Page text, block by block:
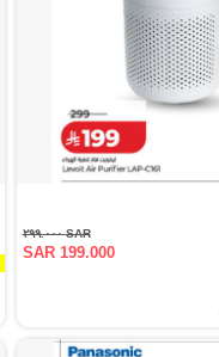
SAR ٢٩٩.٠٠٠
SAR 199.000